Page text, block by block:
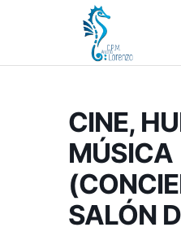
CINE,
MÚSICA
SALÓN